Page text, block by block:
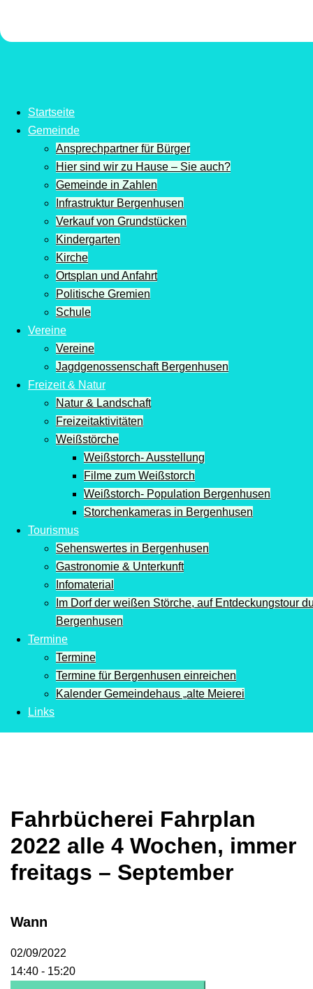
Startseite
Gemeinde
Ansprechpartner für Bürger
Hier sind wir zu Hause – Sie auch?
Gemeinde in Zahlen
Infrastruktur Bergenhusen
Verkauf von Grundstücken
Kindergarten
Kirche
Ortsplan und Anfahrt
Politische Gremien
Schule
Vereine
Vereine
Jagdgenossenschaft Bergenhusen
Freizeit & Natur
Natur & Landschaft
Freizeitaktivitäten
Weißstörche
Weißstorch- Ausstellung
Filme zum Weißstorch
Weißstorch- Population Bergenhusen
Storchenkameras in Bergenhusen
Tourismus
Sehenswertes in Bergenhusen
Gastronomie & Unterkunft
Infomaterial
Im Dorf der weißen Störche, auf Entdeckungstour
Bergenhusen
Termine
Termine
Termine für Bergenhusen einreichen
Kalender Gemeindehaus „alte Meierei
Links
Fahrbücherei Fahrplan
2022 alle 4 Wochen, immer
freitags – September
Wann
02/09/2022
14:40 - 15:20